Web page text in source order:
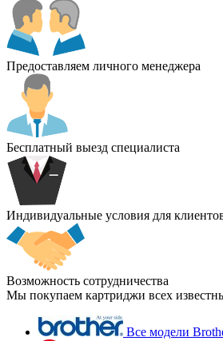
Предоставляем личного менеджера
Бесплатный выезд специалиста
Индивидуальные условия для
Возможность сотрудничества
Мы покупаем картриджи всех
Все модели